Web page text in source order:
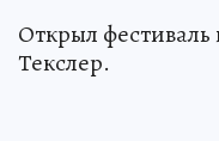
Открыл фестиваль
Текслер.